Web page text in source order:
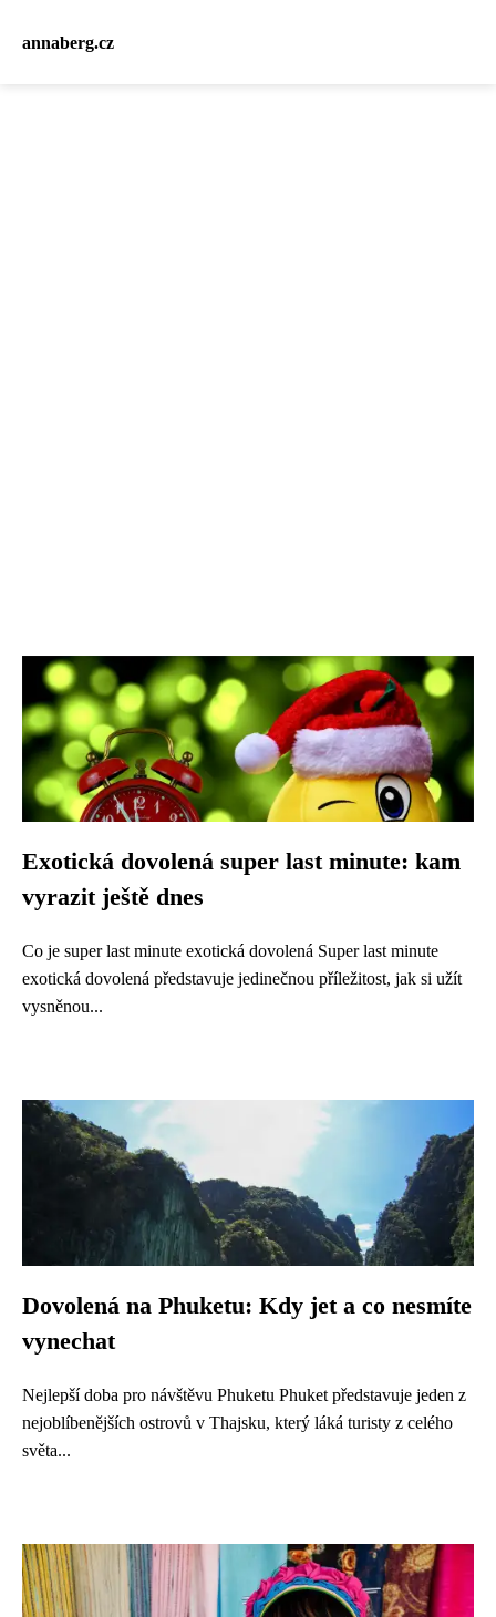
annaberg.cz
Exotická dovolená super last minute: kam
vyrazit ještě dnes
Co je super last minute exotická dovolená Super last minute
exotická dovolená představuje jedinečnou příležitost, jak si užít
vysněnou...
Dovolená na Phuketu: Kdy jet a co nesmíte
vynechat
Nejlepší doba pro návštěvu Phuketu Phuket představuje jeden z
nejoblíbenějších ostrovů v Thajsku, který láká turisty z celého
světa...